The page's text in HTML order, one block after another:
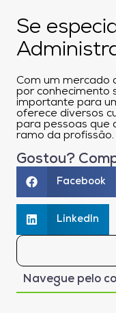
Se
Com um mercado
por conhecimento
importante para
oferece diversos
para pessoas que
ramo da profissão.
Gostou?
Facebook
LinkedIn
Navegue pelo